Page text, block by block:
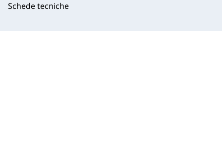
Schede tecniche